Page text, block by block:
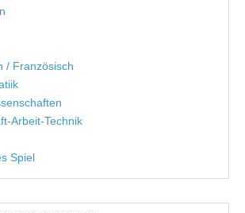
/ Französisch
Arbeit-Technik
Spiel